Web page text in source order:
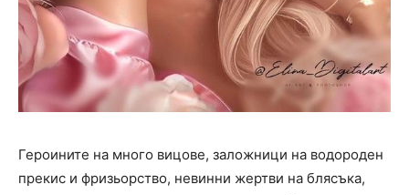
Героините на много вицове, заложници на водороден
прекис и фризьорство, невинни жертви на блясъка,